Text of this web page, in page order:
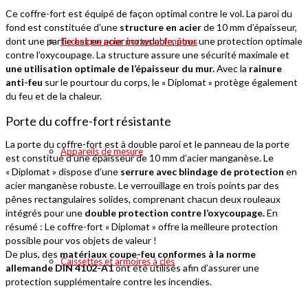
Technique pour portes et fenêtres
Appareils de mesure
Caissettes et armoires à clés
Ce coffre-fort est équipé de façon optimal contre le vol. La paroi du
fond est constituée d’une structure en acierde 10 mm d’épaisseur,
dont une partie est en acier inoxydable, pour une protection optimale
contre l’oxycoupage. La structure assure une sécurité maximale et
une utilisation optimale de l’épaisseur du mur.Avec la rainure
anti-feu sur le pourtour du corps, le « Diplomat » protège également
du feu et de la chaleur.
Porte du coffre-fort résistante
La porte du coffre-fort est à double paroi et le panneau de la porte
est constitué d’une épaisseur de 10 mm d’acier manganèse. Le
« Diplomat » dispose d’une serrure avec blindage de protection en
acier manganèse robuste. Le verrouillage en trois points par des
pênes rectangulaires solides, comprenant chacun deux rouleaux
intégrés pour une double protection contre l’oxycoupage.En
résumé : Le coffre-fort « Diplomat » offre la meilleure protection
possible pour vos objets de valeur !
De plus, des matériaux coupe-feu conformes à la norme
allemande DIN 4102-A1ont été utilisés afin d’assurer une
protection supplémentaire contre les incendies.